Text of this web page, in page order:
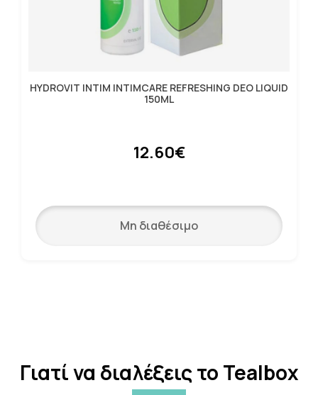
HYDROVIT INTIM INTIMCARE REFRESHING DEO LIQUID
150ML
12.60€
Μη διαθέσιμο
Γιατί να διαλέξεις το Tealbox